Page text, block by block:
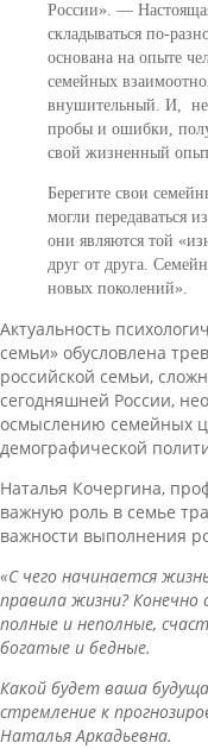
России». —
складываться по-
основана на опыте
семейных
внушительный. И,
пробы и ошибки,
свой жизненный
Берегите свои
могли передаваться
они являются той
друг от друга.
новых поколений».
Актуальность
семьи» обусловлена
российской семьи,
сегодняшней России,
осмыслению семейных
демографической
Наталья Кочергина,
важную роль в семье
важности выполнения
«С чего начинается
правила жизни? Конечно
полные и неполные,
богатые и бедные.
Какой будет ваша
стремление к
Наталья Аркадьевна.